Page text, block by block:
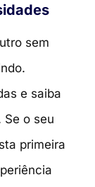
sem
e saiba
Se o seu
primeira